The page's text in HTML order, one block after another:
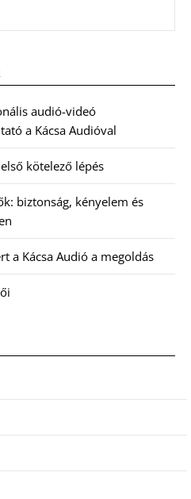
audió-videó
a Kácsa Audióval
kötelező lépés
biztonság, kényelem és
a Kácsa Audió a megoldás